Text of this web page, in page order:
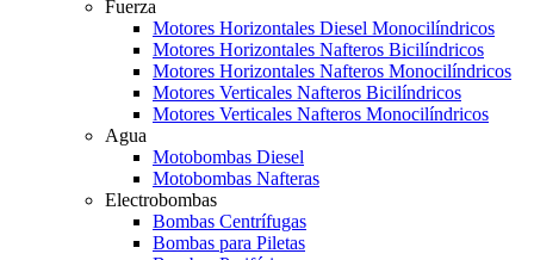
Fuerza
Motores Horizontales Diesel Monocilíndricos
Motores Horizontales Nafteros Bicilíndricos
Motores Horizontales Nafteros Monocilíndricos
Motores Verticales Nafteros Bicilíndricos
Motores Verticales Nafteros Monocilíndricos
Agua
Motobombas Diesel
Motobombas Nafteras
Electrobombas
Bombas Centrífugas
Bombas para Piletas